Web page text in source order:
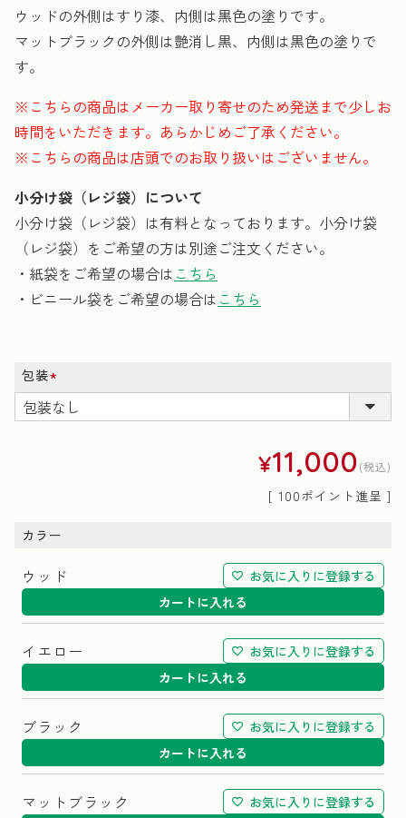
ウッドの外側はすり漆、内側は黒色の塗りです。
マットブラックの外側は艶消し黒、内側は黒色の塗りで
す。
※こちらの商品はメーカー取り寄せのため発送まで少しお
時間をいただきます。あらかじめご了承ください。
※こちらの商品は店頭でのお取り扱いはございません。
小分け袋（レジ袋）について
小分け袋（レジ袋）は有料となっております。小分け袋
（レジ袋）をご希望の方は別途ご注文ください。
・紙袋をご希望の場合は こちら
・ビニール袋をご希望の場合は こちら
包装
(必
須)
¥11,000 税込
[ 100ポイント進呈 ]
カラー
ウッド
お気に入りに登録する
カートに入れる
イエロー
お気に入りに登録する
カートに入れる
ブラック
お気に入りに登録する
カートに入れる
マットブラック
お気に入りに登録する